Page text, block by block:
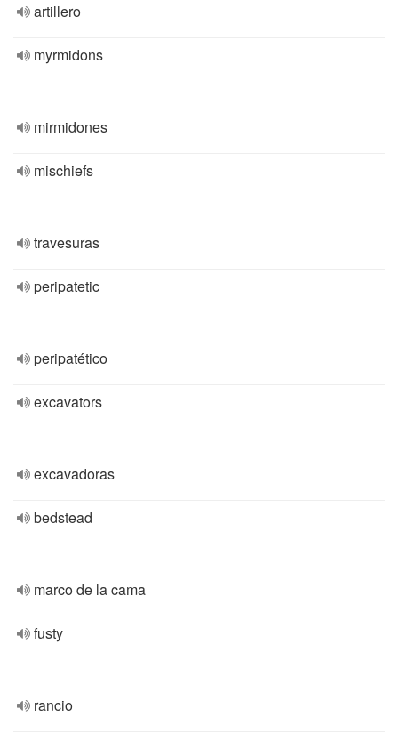
artillero
myrmidons
mirmidones
mischiefs
travesuras
peripatetic
peripatético
excavators
excavadoras
bedstead
marco de la cama
fusty
rancio